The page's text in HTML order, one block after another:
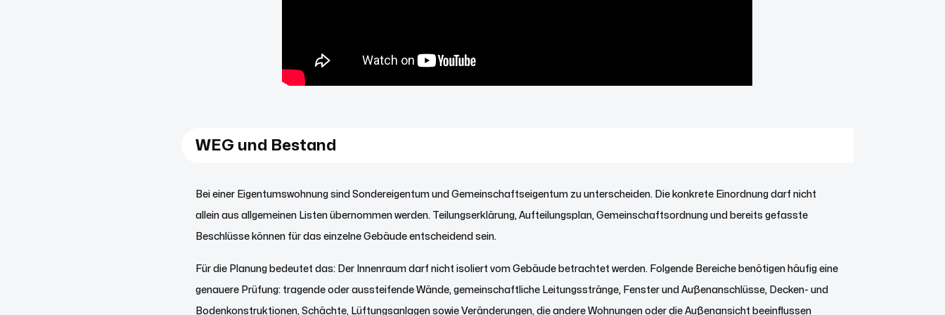
WEG und Bestand
Bei einer Eigentumswohnung sind Sondereigentum und Gemeinschaftseigentum zu unterscheiden. Die konkrete Einordnung darf nicht
allein aus allgemeinen Listen übernommen werden. Teilungserklärung, Aufteilungsplan, Gemeinschaftsordnung und bereits gefasste
Beschlüsse können für das einzelne Gebäude entscheidend sein.
Für die Planung bedeutet das: Der Innenraum darf nicht isoliert vom Gebäude betrachtet werden. Folgende Bereiche benötigen häufig eine
genauere Prüfung: tragende oder aussteifende Wände, gemeinschaftliche Leitungsstränge, Fenster und Außenanschlüsse, Decken- und
Bodenkonstruktionen, Schächte, Lüftungsanlagen sowie Veränderungen, die andere Wohnungen oder die Außenansicht beeinflussen